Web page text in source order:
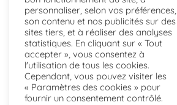
personnaliser, selon vos préférences,
son contenu et nos publicités sur des
sites tiers, et à réaliser des analyses
statistiques. En cliquant sur « Tout
accepter », vous consentez à
l'utilisation de tous les cookies.
Cependant, vous pouvez visiter les
« Paramètres des cookies » pour
fournir un consentement contrôlé.